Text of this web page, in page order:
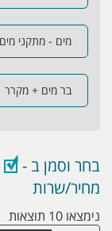
מים - מתקני
בר מים + מקרר
בחר וסמן ב -
מחיר/שרות
נימצאו 10 תוצאות